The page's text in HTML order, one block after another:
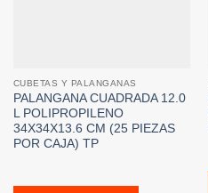
CUBETAS Y PALANGANAS
PALANGANA CUADRADA 12.0
L POLIPROPILENO
34X34X13.6 CM (25 PIEZAS
POR CAJA) TP